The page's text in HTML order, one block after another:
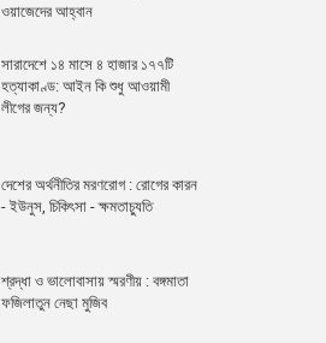
ওয়াজেদের আহ্বান
সারাদেশে ১৪ মাসে ৪ হাজার ১৭৭টি
হত্যাকাণ্ড: আইন কি শুধু আওয়ামী
লীগের জন্য?
দেশের অর্থনীতির মরণরোগ : রোগের কারন
- ইউনুস, চিকিৎসা - ক্ষমতাচ্যুতি
শ্রদ্ধা ও ভালোবাসায় স্মরণীয় : বঙ্গমাতা
ফজিলাতুন নেছা মুজিব